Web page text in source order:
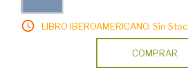
LIBRO IBEROAMERICANO. Sin
COMPRAR